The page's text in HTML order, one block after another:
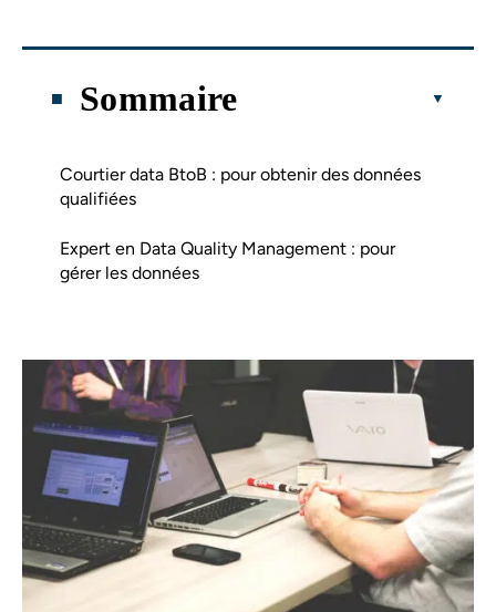
Sommaire
Courtier data BtoB : pour obtenir des données
qualifiées
Expert en Data Quality Management : pour
gérer les données